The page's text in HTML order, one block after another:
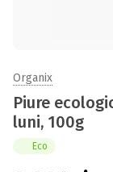
Organix
Piure
luni, 100g
Eco